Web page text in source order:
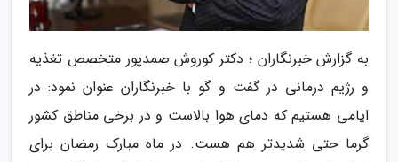
به گزارش خبرنگاران ؛ دکتر کوروش صمدپور متخصص تغذیه
و رژیم درمانی در گفت و گو با خبرنگاران عنوان نمود: در
ایامی هستیم که دمای هوا بالاست و در برخی مناطق کشور
گرما حتی شدیدتر هم هست. در ماه مبارک رمضان برای